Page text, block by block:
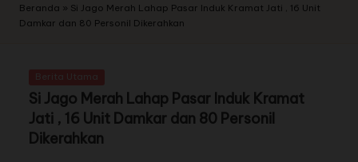
Beranda » Si Jago Merah Lahap Pasar Induk Kramat Jati , 16 Unit
Damkar dan 80 Personil Dikerahkan
Si Jago Merah Lahap Pasar Induk Kramat
Jati , 16 Unit Damkar dan 80 Personil
Dikerahkan